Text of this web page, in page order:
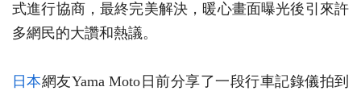
式進行協商，最終完美解決，暖心畫面曝光後引來許
多網民的大讚和熱議。
日本網友Yama Moto日前分享了一段行車記錄儀拍到